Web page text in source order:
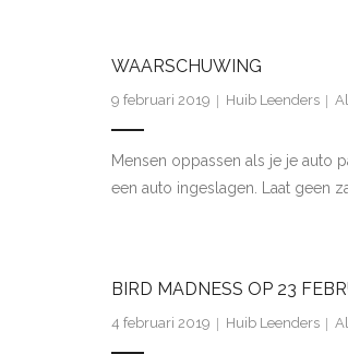
WAARSCHUWING
9 februari 2019 Huib Leenders
Mensen oppassen als je je auto
een auto ingeslagen. Laat geen
BIRD MADNESS OP 23
4 februari 2019 Huib Leenders